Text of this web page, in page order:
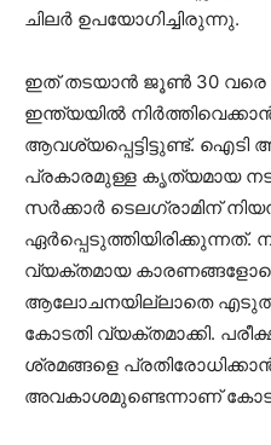
ചിലർ ഉപയോഗിച്ചിരുന്നു.
ഇത് തടയാൻ ജൂൺ 30 വരെ
ഇന്ത്യയിൽ
ആവശ്യപ്പെട്ടിട്ടുണ്ട്. ഐടി
പ്രകാരമുള്ള കൃത്യമായ
സർക്കാർ ടെലഗ്രാമിന്
വ്യക്തമായ
ആലോചനയില്ലാതെ
കോടതി വ്യക്തമാക്കി.
ശ്രമങ്ങളെ
അവകാശമുണ്ടെന്നാണ്